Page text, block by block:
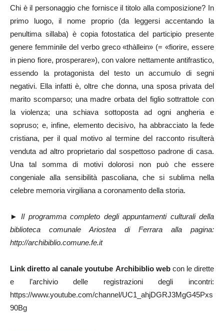
Chi è il personaggio che fornisce il titolo alla composizione? In
primo luogo, il nome proprio (da leggersi accentando la
penultima sillaba) è copia fotostatica del participio presente
genere femminile del verbo greco «thàllein» (= «fiorire, essere
in pieno fiore, prosperare»), con valore nettamente antifrastico,
essendo la protagonista del testo un accumulo di segni
negativi. Ella infatti è, oltre che donna, una sposa privata del
marito scomparso; una madre orbata del figlio sottrattole con
la violenza; una schiava sottoposta ad ogni angheria e
sopruso; e, infine, elemento decisivo, ha abbracciato la fede
cristiana, per il qual motivo al termine del racconto risulterà
venduta ad altro proprietario dal sospettoso padrone di casa.
Una tal somma di motivi dolorosi non può che essere
congeniale alla sensibilità pascoliana, che si sublima nella
celebre memoria virgiliana a coronamento della storia.
►
Il programma completo degli appuntamenti culturali della
biblioteca comunale Ariostea di Ferrara alla pagina:
http://archibiblio.comune.fe.it
Link diretto al canale youtube Archibiblio web con le dirette
e l’archivio delle registrazioni degli incontri:
https://www.youtube.com/channel/UC1_ahjDGRJ3MgG45Pxs
90Bg